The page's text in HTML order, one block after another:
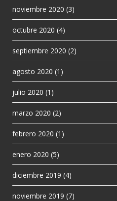
noviembre 2020 (3)
octubre 2020 (4)
septiembre 2020 (2)
agosto 2020 (1)
julio 2020 (1)
marzo 2020 (2)
febrero 2020 (1)
enero 2020 (5)
diciembre 2019 (4)
noviembre 2019 (7)